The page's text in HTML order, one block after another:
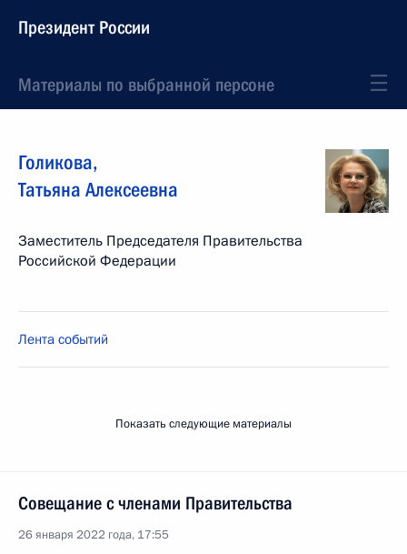
Президент России
Материалы по выбранной персоне
Голикова,
Татьяна Алексеевна
Заместитель Председателя Правительства
Российской Федерации
Лента событий
Показать следующие материалы
Совещание с членами Правительства
26 января 2022 года, 17:55